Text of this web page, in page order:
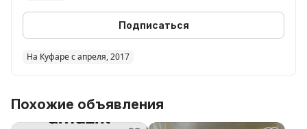
Подписаться
На Куфаре с апреля, 2017
Похожие объявления